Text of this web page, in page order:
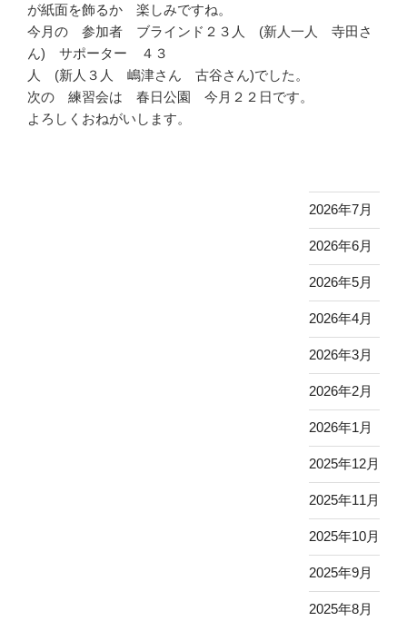
が紙面を飾るか 楽しみですね。
今月の 参加者 ブラインド２３人 (新人一人 寺田さ
ん) サポーター ４３
人 (新人３人 嶋津さん 古谷さん)でした。
次の 練習会は 春日公園 今月２２日です。
よろしくおねがいします。
2026年7月
2026年6月
2026年5月
2026年4月
2026年3月
2026年2月
2026年1月
2025年12月
2025年11月
2025年10月
2025年9月
2025年8月